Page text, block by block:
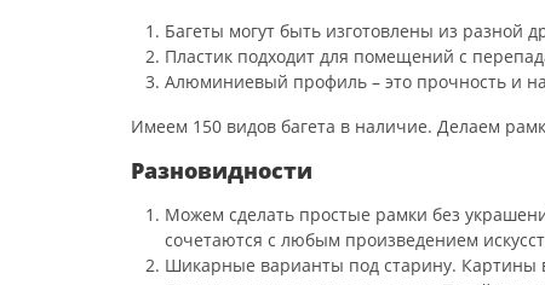
Багеты могут быть изготовлены из разной
Пластик подходит для помещений с
Алюминиевый профиль – это прочность и
Имеем 150 видов багета в наличие. Делаем
Разновидности
Можем сделать простые рамки без
сочетаются с любым произведением
Шикарные варианты под старину. Картины